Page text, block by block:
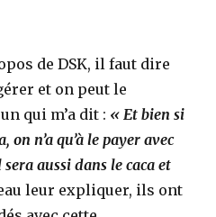
de DSK, il faut dire
et on peut le
qui m’a dit : « Et bien si
on n’a qu’à le payer avec
aussi dans le caca et
leur expliquer, ils ont